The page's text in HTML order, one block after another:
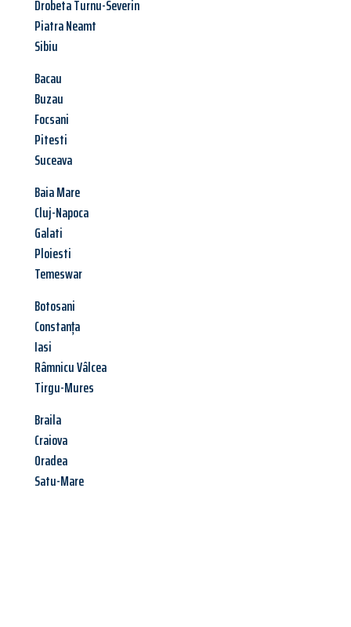
Drobeta Turnu-Severin
Piatra Neamt
Sibiu
Bacau
Buzau
Focsani
Pitesti
Suceava
Baia Mare
Cluj-Napoca
Galati
Ploiesti
Temeswar
Botosani
Constanța
Iasi
Râmnicu Vâlcea
Tirgu-Mures
Braila
Craiova
Oradea
Satu-Mare